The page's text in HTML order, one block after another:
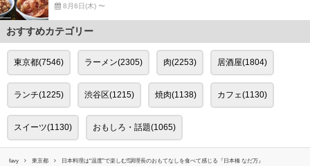
8月6日(木) 〜
おすすめカテゴリー
東京都(7546) ラーメン(2305) 肉(2253) 居酒屋(1804)
ランチ(1225) 渋谷区(1215) 焼肉(1138) カフェ(1130)
スイーツ(1130) おもしろ・話題(1065)
favy 東京都 日本料理は“温度”で楽しむ⁉︎調理長のおもてなしを食べて感じる『日本橋 なだ万』